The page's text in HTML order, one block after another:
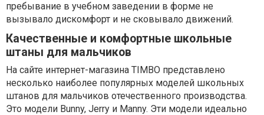
пребывание в учебном заведении в форме не
вызывало дискомфорт и не сковывало движений.
Качественные и комфортные школьные
штаны для мальчиков
На сайте интернет-магазина TIMBO представлено
несколько наиболее популярных моделей школьных
штанов для мальчиков отечественного производства.
Это модели Bunny, Jerry и Manny. Эти модели идеально